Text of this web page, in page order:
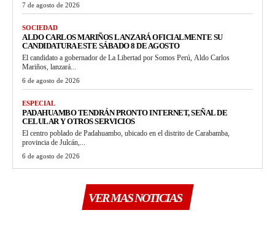
7 de agosto de 2026
SOCIEDAD
ALDO CARLOS MARIÑOS LANZARÁ OFICIALMENTE SU
CANDIDATURA ESTE SÁBADO 8 DE AGOSTO
El candidato a gobernador de La Libertad por Somos Perú, Aldo Carlos
Mariños, lanzará...
6 de agosto de 2026
ESPECIAL
PADAHUAMBO TENDRÁN PRONTO INTERNET, SEÑAL DE
CELULAR Y OTROS SERVICIOS
El centro poblado de Padahuambo, ubicado en el distrito de Carabamba,
provincia de Julcán,...
6 de agosto de 2026
VER MAS NOTICIAS